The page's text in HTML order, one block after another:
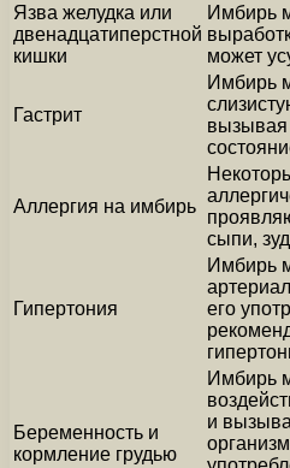
Язва желудка или
двенадцатиперстной
кишки
Имбирь
может
Гастрит
Имбирь
вызывая
Аллергия на имбирь
сыпи,
Гипертония
Имбирь
его
Беременность и
кормление грудью
Имбирь
и